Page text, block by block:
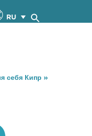
RU
себя Кипр »